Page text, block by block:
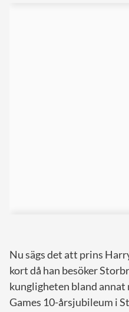
Nu sägs det att prins
kort då han besöker
kungligheten bland
Games 10-årsjubileum i